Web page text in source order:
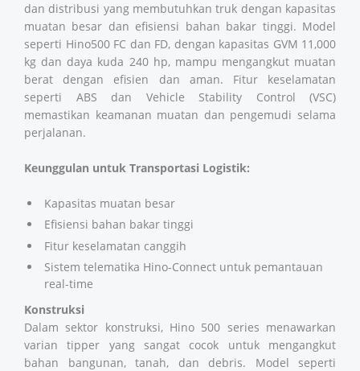
dan distribusi yang membutuhkan truk dengan kapasitas
muatan besar dan efisiensi bahan bakar tinggi. Model
seperti Hino500 FC dan FD, dengan kapasitas GVM 11,000
kg dan daya kuda 240 hp, mampu mengangkut muatan
berat dengan efisien dan aman. Fitur keselamatan
seperti ABS dan Vehicle Stability Control (VSC)
memastikan keamanan muatan dan pengemudi selama
perjalanan.
Keunggulan untuk Transportasi Logistik:
Kapasitas muatan besar
Efisiensi bahan bakar tinggi
Fitur keselamatan canggih
Sistem telematika Hino-Connect untuk pemantauan
real-time
Konstruksi
Dalam sektor konstruksi, Hino 500 series menawarkan
varian tipper yang sangat cocok untuk mengangkut
bahan bangunan, tanah, dan debris. Model seperti